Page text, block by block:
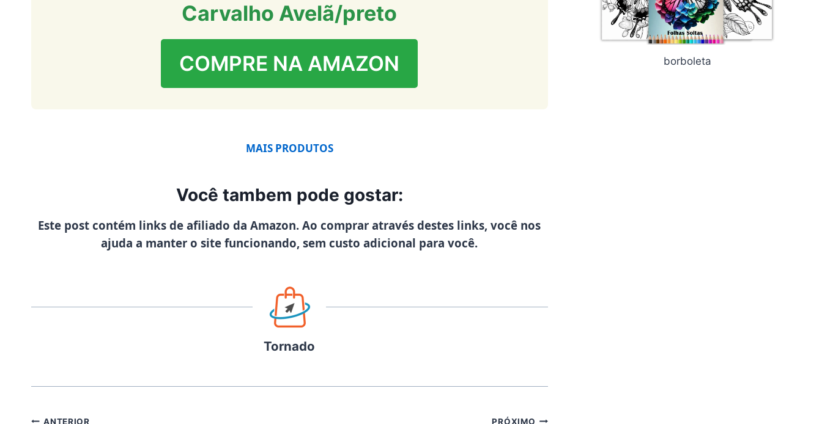
Carvalho Avelã/preto
COMPRE NA AMAZON
MAIS PRODUTOS
Você tambem pode gostar:
Este post contém links de afiliado da Amazon. Ao comprar através destes links, você nos
ajuda a manter o site funcionando, sem custo adicional para você.
Tornado
ANTERIOR PRÓXIMO
borboleta